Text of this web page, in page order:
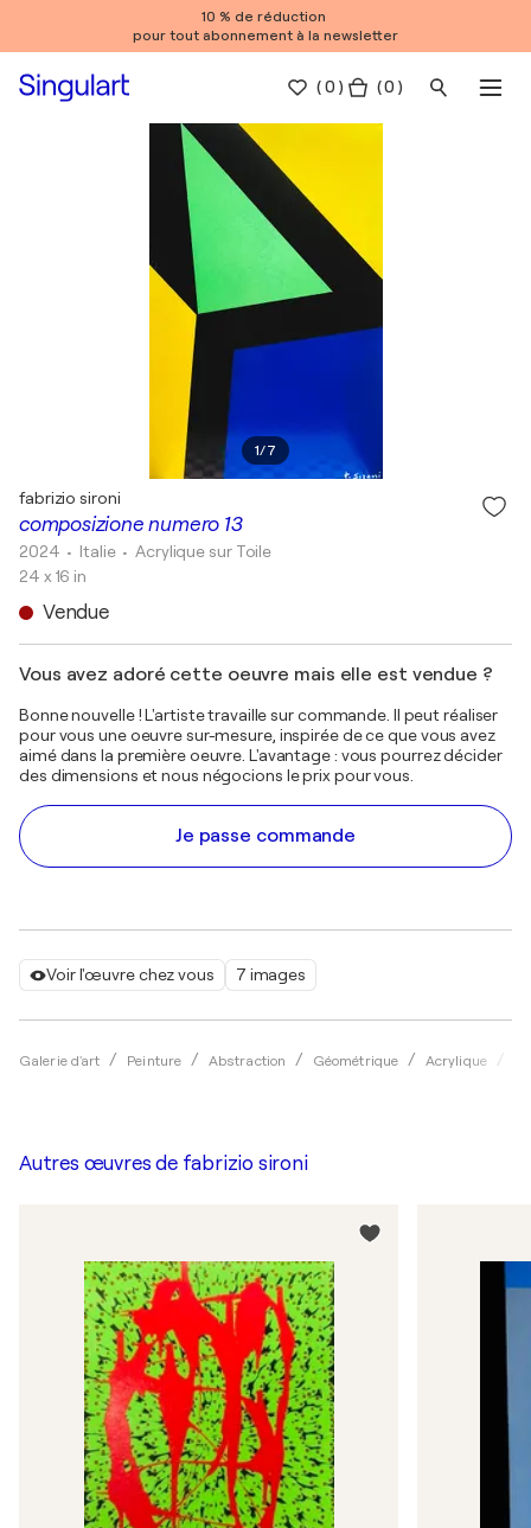
10 % de réduction
pour tout abonnement à la newsletter
(0 ) ( 0 )
1/7
Voir l'œuvre chez vous 7 images
Galerie d'art Peinture Abstraction Géométrique Acrylique
composizione numero 13
fabrizio sironi
2024 • Italie •Acrylique sur Toile
24 x 16 in
Vendue
Vous avez adoré cette oeuvre mais elle est vendue ?
Bonne nouvelle ! L'artiste travaille sur commande. Il peut réaliser
pour vous une oeuvre sur-mesure, inspirée de ce que vous avez
aimé dans la première oeuvre. L'avantage : vous pourrez décider
des dimensions et nous négocions le prix pour vous.
Je passe commande
Autres œuvres de fabrizio sironi